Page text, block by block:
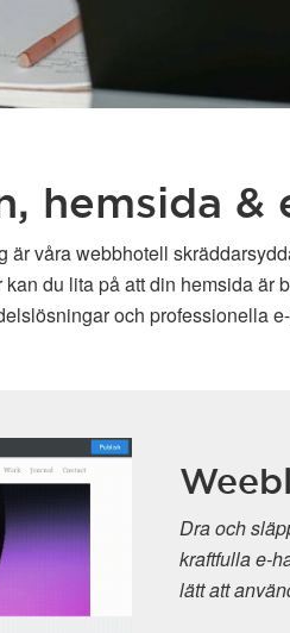
hemsida &
våra webbhotell
du lita på att din hemsida är
och professionella
Weebly
Dra och släpp-byggare
kraftfulla e-
lätt att använda